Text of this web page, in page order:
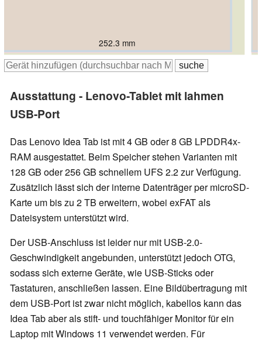
268.7 mm
255 mm
254.58 mm
254.59 mm
252.3 mm
Ausstattung - Lenovo-Tablet mit lahmen
USB-Port
Das Lenovo Idea Tab ist mit 4 GB oder 8 GB LPDDR4x-
RAM ausgestattet. Beim Speicher stehen Varianten mit
128 GB oder 256 GB schnellem UFS 2.2 zur Verfügung.
Zusätzlich lässt sich der interne Datenträger per microSD-
Karte um bis zu 2 TB erweitern, wobei exFAT als
Dateisystem unterstützt wird.
Der USB-Anschluss ist leider nur mit USB-2.0-
Geschwindigkeit angebunden, unterstützt jedoch OTG,
sodass sich externe Geräte, wie USB-Sticks oder
Tastaturen, anschließen lassen. Eine Bildübertragung mit
dem USB-Port ist zwar nicht möglich, kabellos kann das
Idea Tab aber als stift- und touchfähiger Monitor für ein
Laptop mit Windows 11 verwendet werden. Für